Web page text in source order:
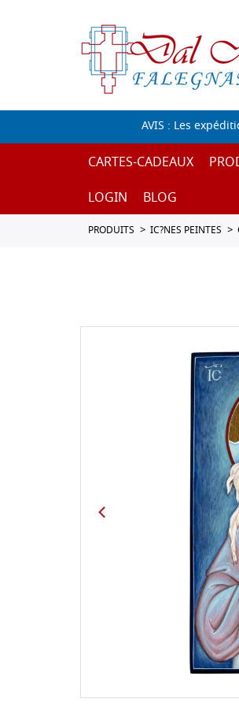
AVIS : Les
CARTES-CADEAUX
LOGIN
BLOG
PRODUITS IC?NES PEINTES